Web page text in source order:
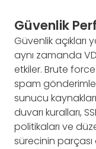
Güvenlik
Güvenlik açıkları
aynı zamanda
etkiler. Brute
spam
sunucu
duvarı kuralları,
politikaları ve
sürecinin parçası